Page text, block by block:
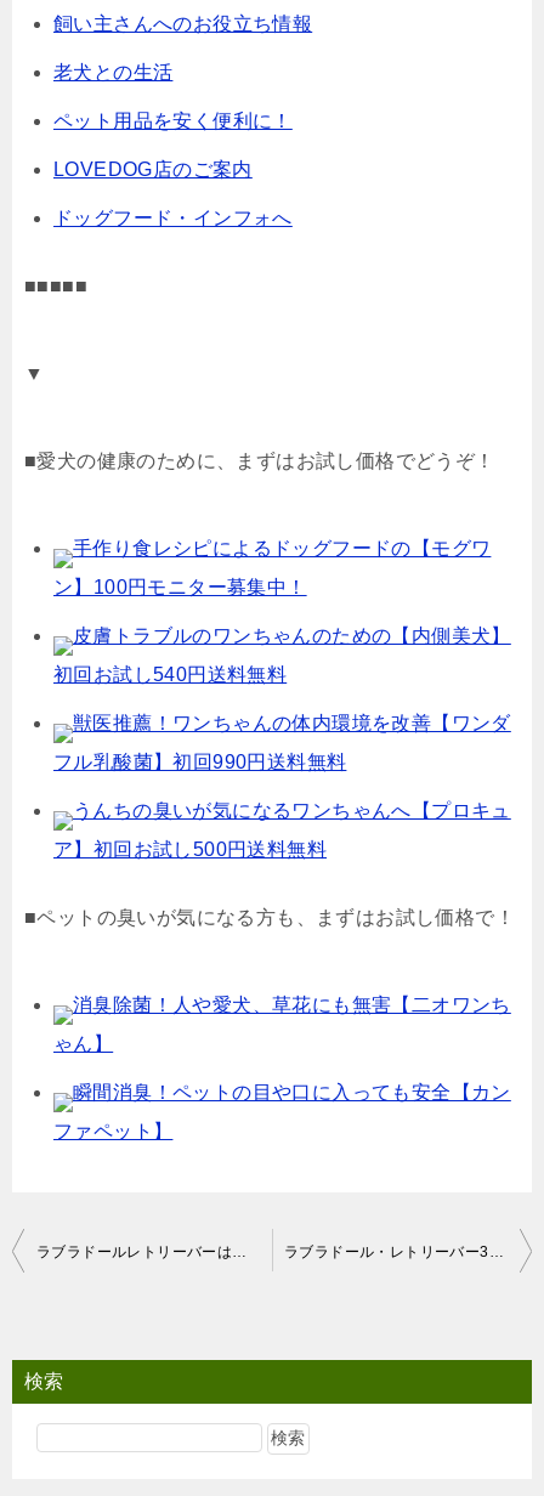
飼い主さんへのお役立ち情報
老犬との生活
ペット用品を安く便利に！
LOVEDOG店のご案内
ドッグフード・インフォへ
■■■■■
▼
■愛犬の健康のために、まずはお試し価格でどうぞ！
手作り食レシピによるドッグフードの【モグワ
ン】100円モニター募集中！
皮膚トラブルのワンちゃんのための【内側美犬】
初回お試し540円送料無料
獣医推薦！ワンちゃんの体内環境を改善【ワンダ
フル乳酸菌】初回990円送料無料
うんちの臭いが気になるワンちゃんへ【プロキュ
ア】初回お試し500円送料無料
■ペットの臭いが気になる方も、まずはお試し価格で！
消臭除菌！人や愛犬、草花にも無害【二オワンち
ゃん】
瞬間消臭！ペットの目や口に入っても安全【カン
ファペット】
投
ビ
ゲ
ラブラドールレトリーバーはどんな犬？ ラブラドール・レトリーバー3歳女の子のしつけトレーニング前後の動画
検索